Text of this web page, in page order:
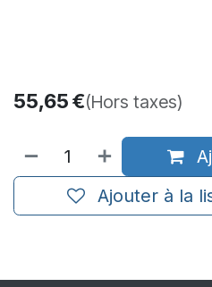
55,65€(Hors taxes)
Ajouter à la